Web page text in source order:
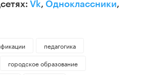
Vk, Одноклассники,
педагогика
городское образование